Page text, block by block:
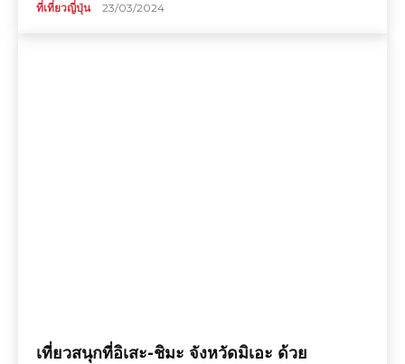
ที่เที่ยวญี่ปุ่น 23/03/2024
เที่ยวสนุกที่อิเสะ-ชิมะ จังหวัดมิเอะ ด้วย